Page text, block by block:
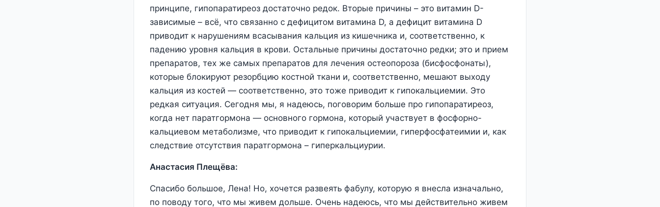
принципе, гипопаратиреоз достаточно редок. Вторые причины – это витамин D-
зависимые – всё, что связанно с дефицитом витамина D, а дефицит витамина D
приводит к нарушениям всасывания кальция из кишечника и, соответственно, к
падению уровня кальция в крови. Остальные причины достаточно редки; это и прием
препаратов, тех же самых препаратов для лечения остеопороза (бисфосфонаты),
которые блокируют резорбцию костной ткани и, соответственно, мешают выходу
кальция из костей ― соответственно, это тоже приводит к гипокальциемии. Это
редкая ситуация. Сегодня мы, я надеюсь, поговорим больше про гипопаратиреоз,
когда нет паратгормона ― основного гормона, который участвует в фосфорно-
кальциевом метаболизме, что приводит к гипокальциемии, гиперфосфатеимии и, как
следствие отсутствия паратгормона – гиперкальциурии.
Анастасия Плещёва:
Спасибо большое, Лена! Но, хочется развеять фабулу, которую я внесла изначально,
по поводу того, что мы живем дольше. Очень надеюсь, что мы действительно живем